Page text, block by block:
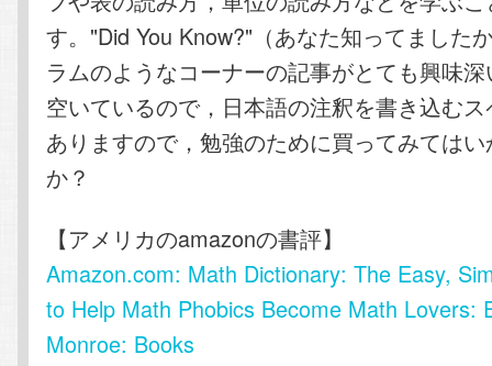
す。"Did You Know?"（あなた知ってました
ラムのようなコーナーの記事がとても興味
空いているので，日本語の注釈を書き込む
ありますので，勉強のために買ってみては
か？
【アメリカのamazonの書評】
Amazon.com: Math Dictionary: The Easy,
to Help Math Phobics Become Math Lovers:
Monroe: Books